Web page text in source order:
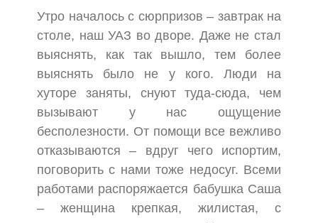
Утро началось с сюрпризов – завтрак на
столе, наш УАЗ во дворе. Даже не стал
выяснять, как так вышло, тем более
выяснять было не у кого. Люди на
хуторе заняты, снуют туда-сюда, чем
вызывают у нас ощущение
бесполезности. От помощи все вежливо
отказываются – вдруг чего испортим,
поговорить с нами тоже недосуг. Всеми
работами распоряжается бабушка Саша
– женщина крепкая, жилистая, с